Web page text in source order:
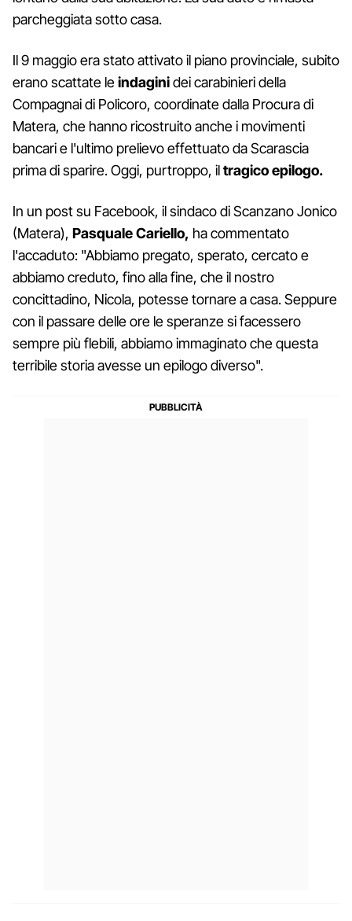
parcheggiata sotto casa.
Il 9 maggio era stato attivato il piano provinciale, subito
erano scattate leindaginidei carabinieri della
Compagnai di Policoro, coordinate dalla Procura di
Matera, che hanno ricostruito anche i movimenti
bancari e l'ultimo prelievo effettuato da Scarascia
prima di sparire. Oggi, purtroppo, iltragico epilogo.
In un post su Facebook, il sindaco di Scanzano Jonico
(Matera), Pasquale Cariello, ha commentato
l'accaduto: "Abbiamo pregato, sperato, cercato e
abbiamo creduto, fino alla fine, che il nostro
concittadino, Nicola, potesse tornare a casa. Seppure
con il passare delle ore le speranze si facessero
sempre più flebili, abbiamo immaginato che questa
terribile storia avesse un epilogo diverso".